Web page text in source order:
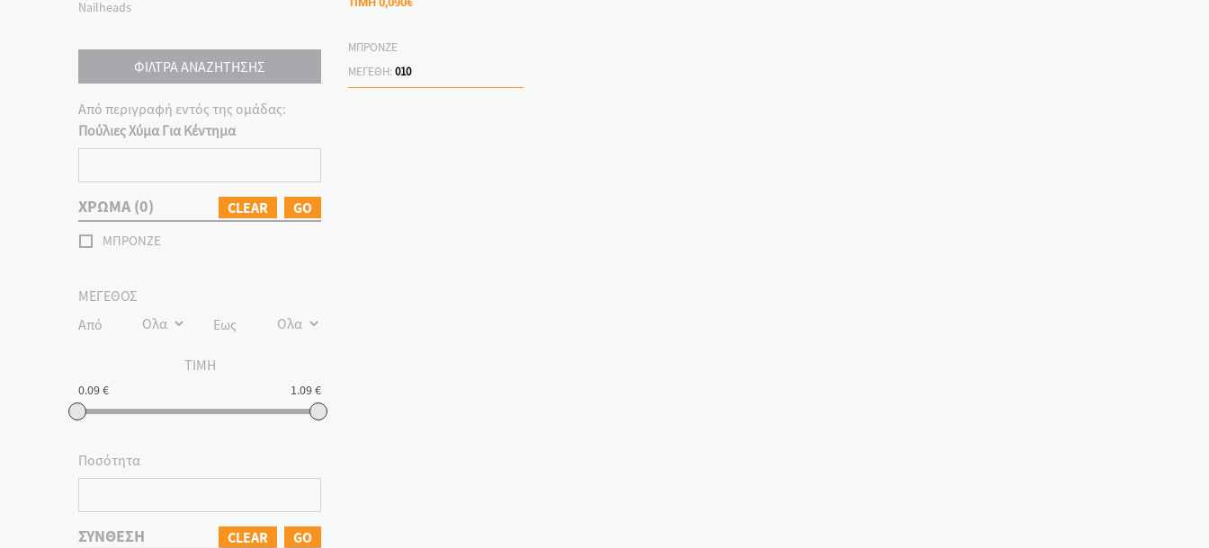
Nailheads
ΦΙΛΤΡΑ ΑΝΑΖΗΤΗΣΗΣ
Από περιγραφή εντός της ομάδας:
Πούλιες Χύμα Για Κέντημα
ΧΡΩΜΑ (0) GO
CLEAR
ΜΠΡΟΝΖΕ
ΜΕΓΕΘΟΣ
Από
Εως
ΤΙΜΗ
0.09 € 1.09 €
Ποσότητα
ΣΥΝΘΕΣΗ GO
CLEAR
ΜΠΡΟΝΖΕ
ΜΕΓΕΘΗ: 010